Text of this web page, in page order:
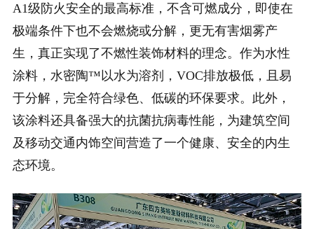
A1级防火安全的最高标准，不含可燃成分，即使在
极端条件下也不会燃烧或分解，更无有害烟雾产
生，真正实现了不燃性装饰材料的理念。作为水性
涂料，水密陶™以水为溶剂，VOC排放极低，且易
于分解，完全符合绿色、低碳的环保要求。此外，
该涂料还具备强大的抗菌抗病毒性能，为建筑空间
及移动交通内饰空间营造了一个健康、安全的内生
态环境。